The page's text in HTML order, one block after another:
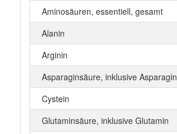
Aminosäuren, essentiell, gesamt
Alanin
Arginin
Asparaginsäure, inklusive Asparagin
Cystein
Glutaminsäure, inklusive Glutamin